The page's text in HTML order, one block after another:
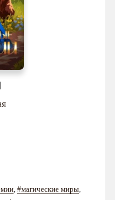
#магические миры